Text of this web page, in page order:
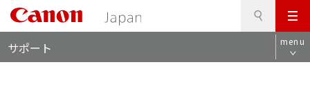
メ
ニ
ュ
サポート menu